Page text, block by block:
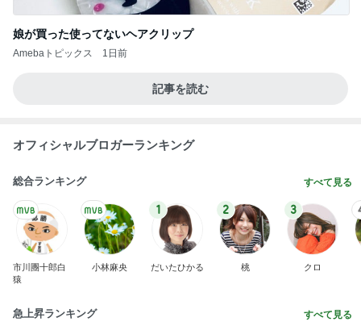
娘が買った使ってないヘアクリップ
Amebaトピックス 1日前
記事を読む
オフィシャルブロガーランキング
総合ランキング すべて見る
市川團十郎白
猿
小林麻央
1
だいたひかる
2
桃
3
クロ
急上昇ランキング すべて見る